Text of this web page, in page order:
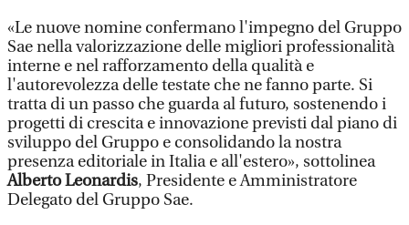
«Le nuove nomine confermano l'impegno del Gruppo
Sae nella valorizzazione delle migliori professionalità
interne e nel rafforzamento della qualità e
l'autorevolezza delle testate che ne fanno parte. Si
tratta di un passo che guarda al futuro, sostenendo i
progetti di crescita e innovazione previsti dal piano di
sviluppo del Gruppo e consolidando la nostra
presenza editoriale in Italia e all'estero», sottolinea
Alberto Leonardis, Presidente e Amministratore
Delegato del Gruppo Sae.